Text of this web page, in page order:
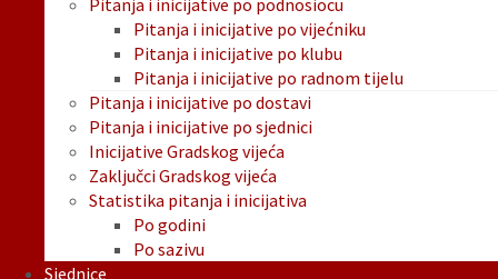
Pitanja i inicijative po podnosiocu
Pitanja i inicijative po vijećniku
Pitanja i inicijative po klubu
Pitanja i inicijative po radnom tijelu
Pitanja i inicijative po dostavi
Pitanja i inicijative po sjednici
Inicijative Gradskog vijeća
Zaključci Gradskog vijeća
Statistika pitanja i inicijativa
Po godini
Po sazivu
Sjednice